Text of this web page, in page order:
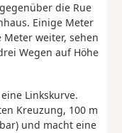
die Rue
Einige Meter
weiter, sehen
Wegen auf Höhe
Linkskurve.
Kreuzung, 100 m
und macht eine